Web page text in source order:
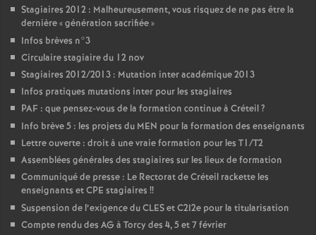
Stagiaires 2012 : Malheureusement, vous risquez de ne pas être la
dernière «génération sacrifiée»
Infos brèves n°3
Circulaire stagiaire du 12 nov
Stagiaires 2012/2013 : Mutation inter académique 2013
Infos pratiques mutations inter pour les stagiaires
PAF : que pensez-vous de la formation continue à Créteil?
Info brève 5 : les projets du MEN pour la formation des enseignants
Lettre ouverte : droit à une vraie formation pour les T1/T2
Assemblées générales des stagiaires sur les lieux de formation
Communiqué de presse : Le Rectorat de Créteil rackette les
enseignants etCPE stagiaires !!
Suspension de l’exigence duCLESet C2I2e pour la titularisation
Compte rendu des AG à Torcy des 4, 5 et 7 février